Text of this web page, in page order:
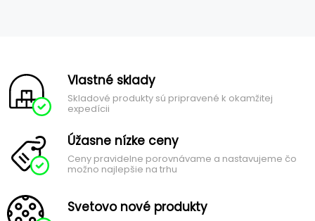
Vlastné sklady
Skladové produkty sú pripravené k okamžitej
expedícii
Úžasne nízke ceny
Ceny pravidelne porovnávame a nastavujeme čo
možno najlepšie na trhu
Svetovo nové produkty